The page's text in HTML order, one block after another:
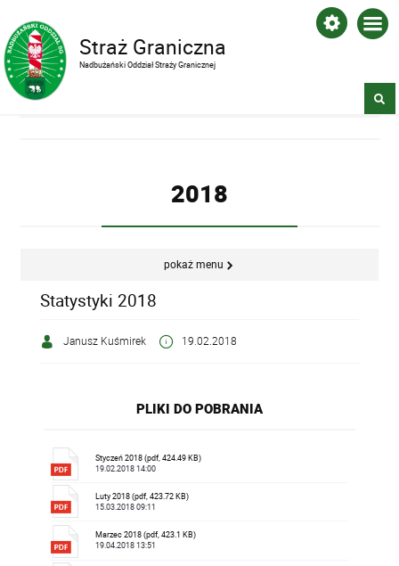
Straż Graniczna
Nadbużański Oddział Straży Granicznej
2018
pokaż menu
Statystyki 2018
Janusz Kuśmirek 19.02.2018
PLIKI DO POBRANIA
Styczeń 2018 (pdf, 424.49 KB)
19.02.2018 14:00
Luty 2018 (pdf, 423.72 KB)
15.03.2018 09:11
Marzec 2018 (pdf, 423.1 KB)
19.04.2018 13:51